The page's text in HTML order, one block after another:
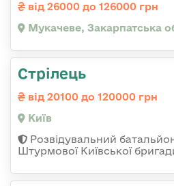
від 26000 до 126000 грн
Мукачеве, Закарпатська
Стрілець
від 20100 до 120000 грн
Київ
Розвідувальний
Штурмової Київської